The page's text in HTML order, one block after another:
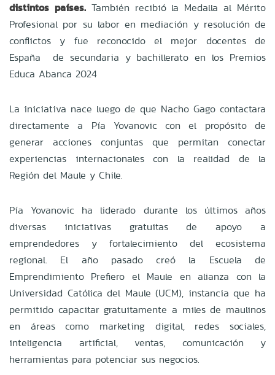
distintos países.También recibió la Medalla al Mérito
Profesional por su labor en mediación y resolución de
conflictos y fue reconocido el mejor docentes de
España
de secundaria y bachillerato en los Premios
Educa Abanca 2024
La iniciativa nace luego de que Nacho Gago contactara
directamente a Pía Yovanovic con el propósito de
generar acciones conjuntas que permitan conectar
experiencias internacionales con la realidad de la
Región del Maule y Chile.
Pía Yovanovic ha liderado durante los últimos años
diversas iniciativas gratuitas de apoyo a
emprendedores y fortalecimiento del ecosistema
regional. El año pasado creó la Escuela de
Emprendimiento Prefiero el Maule en alianza con la
Universidad Católica del Maule (UCM), instancia que ha
permitido capacitar gratuitamente a miles de maulinos
en áreas como marketing digital, redes sociales,
inteligencia artificial, ventas, comunicación y
herramientas para potenciar sus negocios.